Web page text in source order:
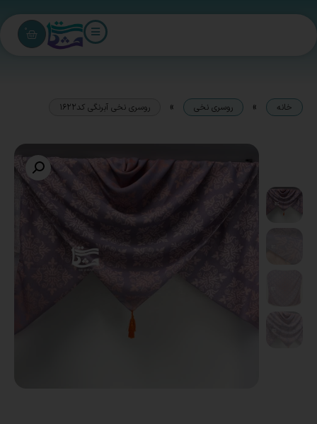
0
خانه » روسری نخی » روسری نخی آبرنگی کد1622